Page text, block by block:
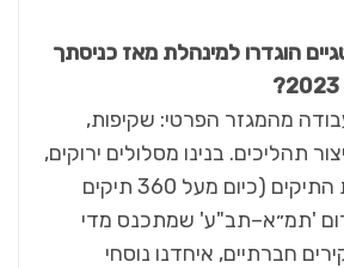
הוגדרו למינהלת מאז כניסתך
מהמגזר הפרטי: שקיפות,
תהליכים. בנינו מסלולים ירוקים,
שיפרנו את פתיחת התיקים (כיום מעל 360 תיקים
'תמ״א–תב"ע' שמתכנס מדי
חברתיים, איחדנו נוסחי